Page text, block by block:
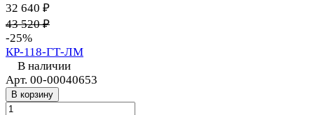
32 640 ₽
43 520 ₽
-25%
КР-118-ГТ-ЛМ
В наличии
Арт. 00-00040653
В корзину